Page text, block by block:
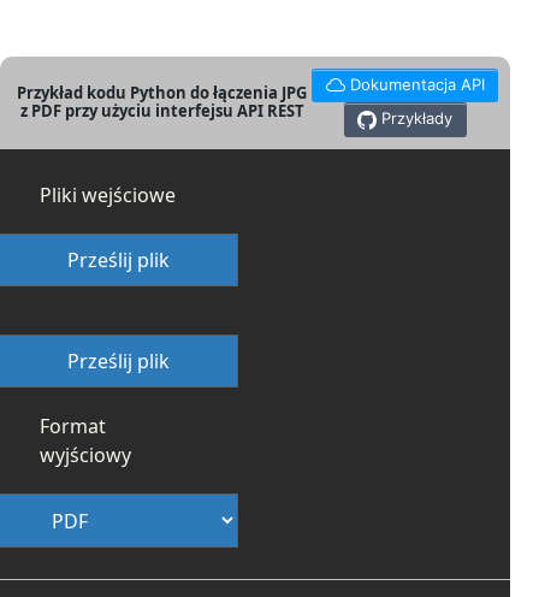
Przykład kodu Python do łączenia JPG
z PDF przy użyciu interfejsu API REST
Dokumentacja API
Przykłady
Pliki wejściowe
Prześlij plik
Prześlij plik
Format
wyjściowy